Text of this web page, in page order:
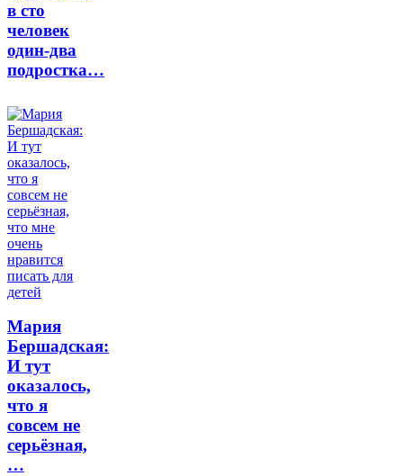
в сто
человек
один-два
подростка…
Мария
Бершадская:
И тут
оказалось,
что я
совсем не
серьёзная,
…